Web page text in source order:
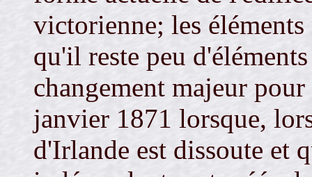
victorienne; les
qu'il reste peu
changement majeur
janvier 1871 lorsque,
d'Irlande est dissoute et